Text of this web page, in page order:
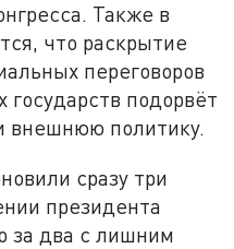
Также в
что раскрытие
переговоров
подорвёт
внешнюю политику.
сразу три
президента
за два с лишним